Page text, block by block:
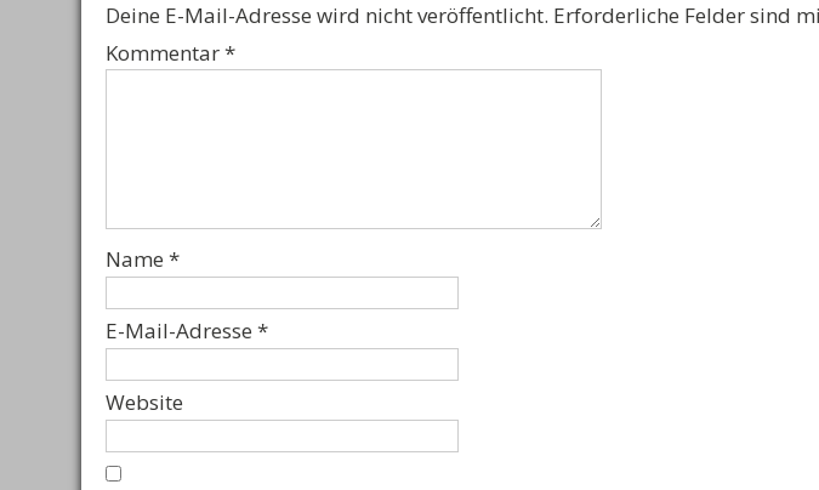
Deine E-Mail-Adresse wird nicht veröffentlicht. Erforderliche Felder sind
Kommentar*
Name *
E-Mail-Adresse *
Website